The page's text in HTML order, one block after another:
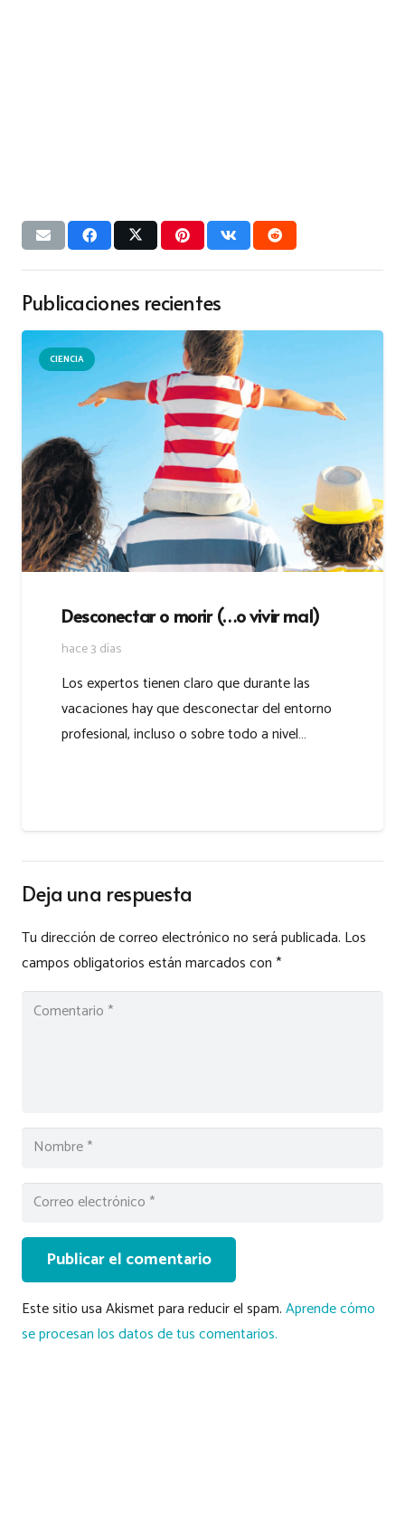
Publicaciones recientes
CIENCIA
Desconectar o morir (…o vivir mal)
hace 3 días
Los expertos tienen claro que durante las
vacaciones hay que desconectar del entorno
profesional, incluso o sobre todo a nivel…
Deja una respuesta
Tu dirección de correo electrónico no será publicada. Los
campos obligatorios están marcados con*
Publicar el comentario
Este sitio usa Akismet para reducir el spam.Aprende cómo
se procesan los datos de tus comentarios.